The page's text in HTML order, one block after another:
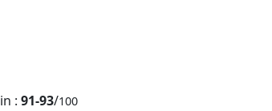
: 91-93/100